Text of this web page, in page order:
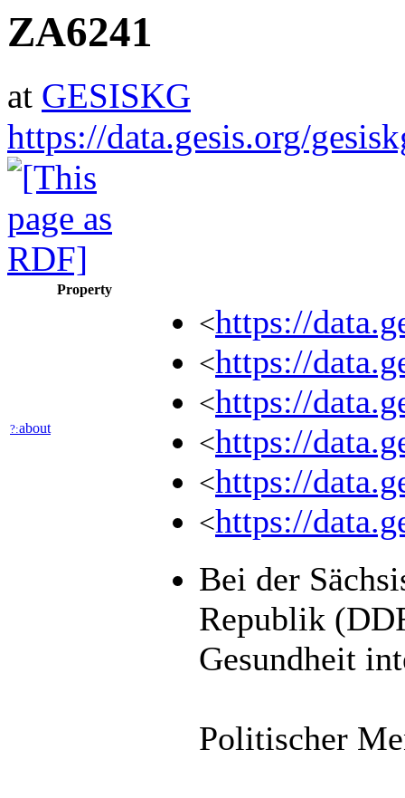
ZA6241
at GESISKG
https://data.gesis.org/
Property
?:about
<https://
<https://
<https://
<https://
<https://
<https://
Bei der
Republik
Gesundheit
Politischer